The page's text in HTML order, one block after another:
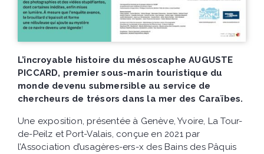
L’incroyable histoire du mésoscaphe AUGUSTE
PICCARD, premier sous-marin touristique du
monde devenu submersible au service de
chercheurs de trésors dans la mer des Caraïbes.
Une exposition, présentée à Genève, Yvoire, La Tour-
de-Peilz et Port-Valais, conçue en 2021 par
l’Association d’usagères-ers-x des Bains des Pâquis